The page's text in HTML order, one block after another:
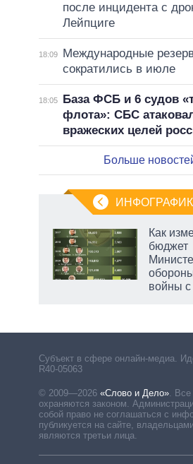
после инцидента с
Лейпциге
18:09
Международные
сократились в июле
18:05
База ФСБ и 6 судов
флота»: СБС
вражеских целей
Больше
Как
бюджет
войны с
Субъект в сфере онлайн-медиа.
R40-05063
© 2009—2026 «Слово и Дело».
охраняются законом.
собой право не соглашаться с
публикуется на сайте,
являются третьи лица.